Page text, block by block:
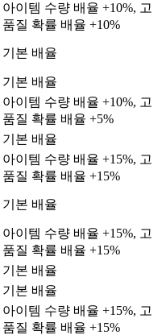
아이템 수량 배율 +10%, 고
품질 확률 배율 +10%
기본 배율
기본 배율
아이템 수량 배율 +10%, 고
품질 확률 배율 +5%
기본 배율
아이템 수량 배율 +15%, 고
품질 확률 배율 +15%
기본 배율
아이템 수량 배율 +15%, 고
품질 확률 배율 +15%
기본 배율
기본 배율
아이템 수량 배율 +15%, 고
품질 확률 배율 +15%